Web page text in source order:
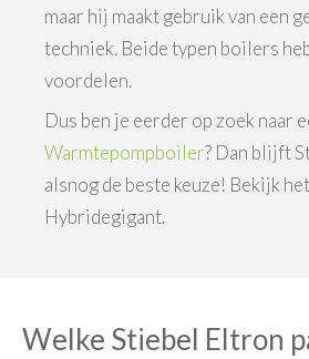
maar hij maakt gebruik van een
techniek. Beide typen boilers
voordelen.
Dus ben je eerder op zoek naar
Warmtepompboiler? Dan blijft
alsnog de beste keuze! Bekijk
Hybridegigant.
Welke Stiebel Eltron